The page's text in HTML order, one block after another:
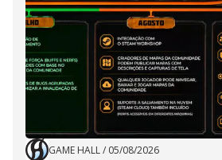
GAME HALL/ 05/08/2026